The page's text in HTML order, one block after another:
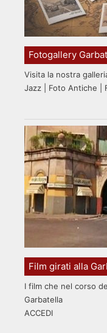
Fotogallery
Visita la nostra
Jazz | Foto Antiche |
Film girati alla
I film che nel corso
Garbatella
ACCEDI